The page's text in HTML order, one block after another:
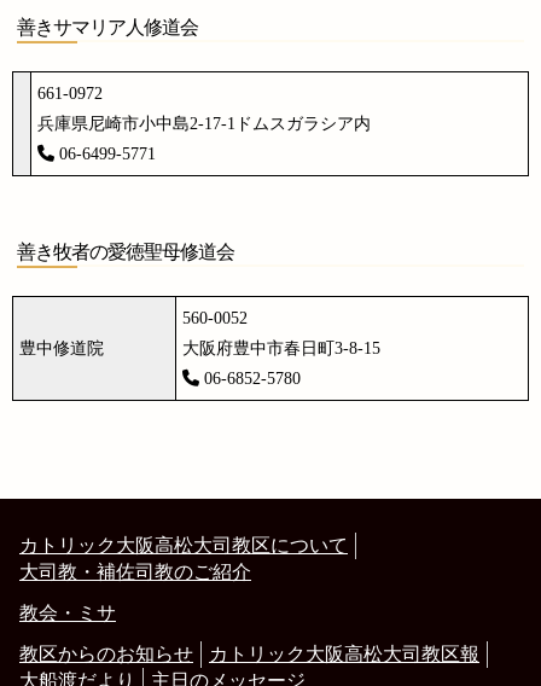
善きサマリア人修道会
661-0972
兵庫県尼崎市小中島2-17-1ドムスガラシア内
06-6499-5771
善き牧者の愛徳聖母修道会
豊中修道院
560-0052
大阪府豊中市春日町3-8-15
06-6852-5780
カトリック大阪高松大司教区について
大司教・補佐司教のご紹介
教会・ミサ
教区からのお知らせ
カトリック大阪高松大司教区報
大船渡だより
主日のメッセージ